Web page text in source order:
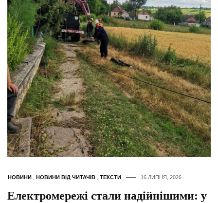
НОВИНИ НОВИНИ ВІД ЧИТАЧІВ ТЕКСТИ 16 ЛИПНЯ, 2026
Електромережі стали надійнішими: у